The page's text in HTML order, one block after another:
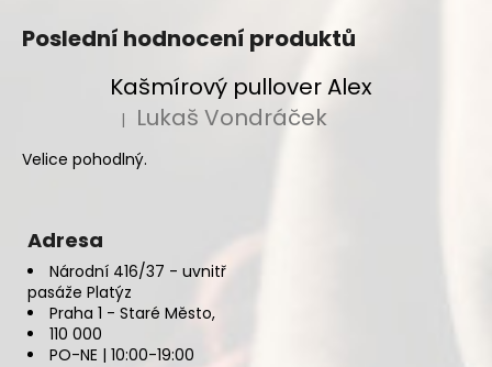
Poslední hodnocení produktů
Kašmírový pullover Alex
Hodnocení produktu je 5 z 5 hvězdiček.
| Lukaš Vondráček
Velice pohodlný.
Adresa
Národní 416/37 - uvnitř
pasáže Platýz
Praha 1 - Staré Město,
110 000
PO-NE | 10:00-19:00